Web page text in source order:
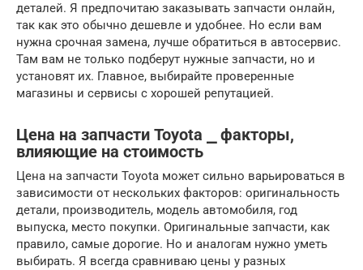
деталей. Я предпочитаю заказывать запчасти онлайн,
так как это обычно дешевле и удобнее. Но если вам
нужна срочная замена, лучше обратиться в автосервис.
Там вам не только подберут нужные запчасти, но и
установят их. Главное, выбирайте проверенные
магазины и сервисы с хорошей репутацией.
Цена на запчасти Toyota ⎯ факторы,
влияющие на стоимость
Цена на запчасти Toyota может сильно варьироваться в
зависимости от нескольких факторов: оригинальность
детали, производитель, модель автомобиля, год
выпуска, место покупки. Оригинальные запчасти, как
правило, самые дорогие. Но и аналогам нужно уметь
выбирать. Я всегда сравниваю цены у разных